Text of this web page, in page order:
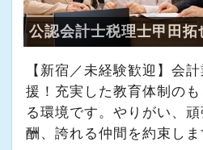
また、経験やスキルに応じ
将来的には申告書レビュー
られる業務にも携わること
どこでも通用する実務スキ
公認会計士税理士甲田拓
【新宿／未経験歓迎】会
援！充実した教育体制の
る環境です。やりがい、
酬、誇れる仲間を約束しま